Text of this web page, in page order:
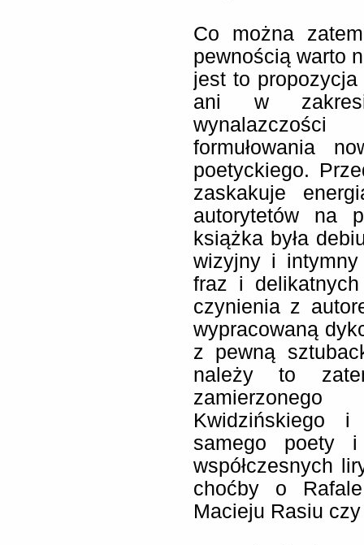
Co można
pewnością warto
jest to propozycja
ani w
formułowania
poetyckiego.
zaskakuje
autorytetów na
książka była
wizyjny i intymny
fraz i
czynienia z
wypracowaną
z pewną
należy to
Kwidzińskiego
samego poety
współczesnych
choćby o
Macieju Rasiu